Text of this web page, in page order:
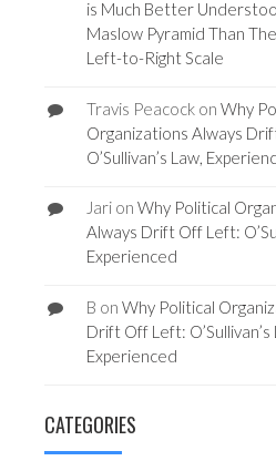
is Much Better
Maslow Pyramid Than
Left-to-Right Scale
Travis Peacockon Why
Organizations Always
O’Sullivan’s Law,
Jarion Why Political
Always Drift Off Left:
Experienced
B on Why Political
Drift Off Left: O’Sullivan’s
Experienced
CATEGORIES